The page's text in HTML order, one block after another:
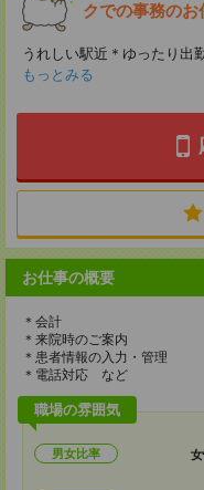
クでの事務のお
うれしい駅近＊ゆったり出
もっとみる
お仕事の概要
＊会計
＊来院時のご案内
＊患者情報の入力・管理
＊電話対応 など
職場の雰囲気
男女比率